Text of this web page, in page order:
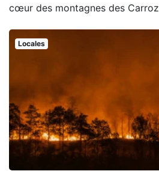
cœur des montagnes des Carroz
Locales